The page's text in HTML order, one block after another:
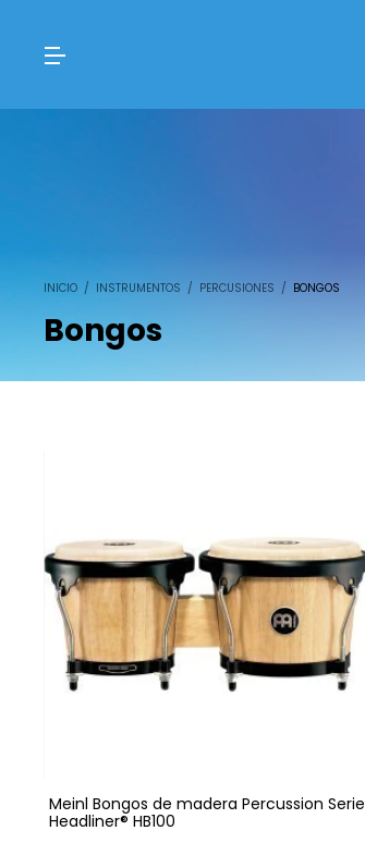
INICIO / INSTRUMENTOS / PERCUSIONES / BONGOS
Bongos
Meinl Bongos de madera Percussion Serie
Headliner® HB100